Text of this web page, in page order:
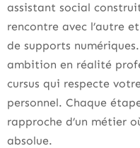
assistant social
rencontre avec l’autre
de supports
ambition en réalité
cursus qui respecte
personnel. Chaque
rapproche d’un métier
absolue.